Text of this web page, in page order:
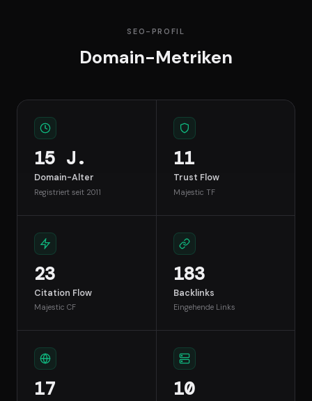
SEO-PROFIL
Domain-Metriken
15 J.
Domain-Alter
Registriert seit 2011
11
Trust Flow
Majestic TF
23
Citation Flow
Majestic CF
183
Backlinks
Eingehende Links
17 10